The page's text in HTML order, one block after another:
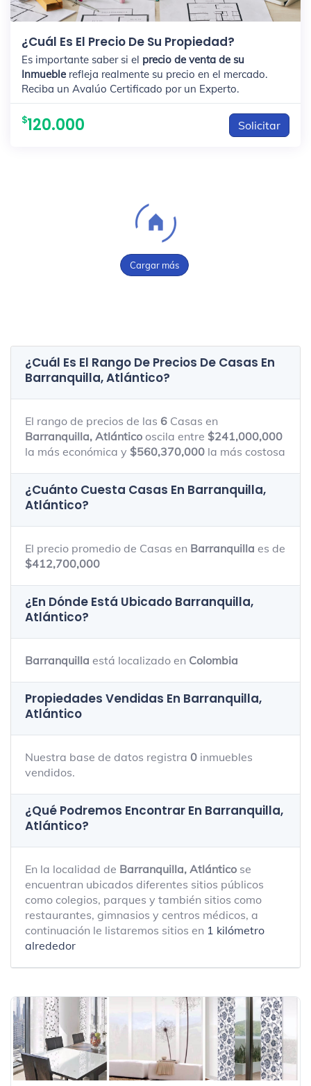
¿Cuál Es El Precio De Su Propiedad?
Es importante saber si el precio de venta de su
Inmueble refleja realmente su precio en el mercado.
Reciba un Avalúo Certificado por un Experto.
120.000 Solicitar
Cargar más
¿Cuál Es El Rango De Precios De Casas En
Barranquilla, Atlántico?
El rango de precios de las 6 Casas en
Barranquilla, Atlántico oscila entre $241,000,000
la más económica y $560,370,000 la más costosa
¿Cuánto Cuesta Casas En Barranquilla,
Atlántico?
El precio promedio de Casas en Barranquilla es de
$412,700,000
¿En Dónde Está Ubicado Barranquilla,
Atlántico?
Barranquilla está localizado en Colombia
Propiedades Vendidas En Barranquilla,
Atlántico
Nuestra base de datos registra 0 inmuebles
vendidos.
¿Qué Podremos Encontrar En Barranquilla,
Atlántico?
En la localidad de Barranquilla, Atlántico se
encuentran ubicados diferentes sitios públicos
como colegios, parques y también sitios como
restaurantes, gimnasios y centros médicos, a
continuación le listaremos sitios en 1 kilómetro
alrededor